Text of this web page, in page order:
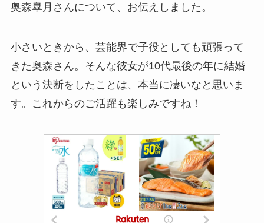
奥森皐月さんについて、お伝えしました。
小さいときから、芸能界で子役としても頑張って
きた奥森さん。そんな彼女が10代最後の年に結婚
という決断をしたことは、本当に凄いなと思いま
す。これからのご活躍も楽しみですね！